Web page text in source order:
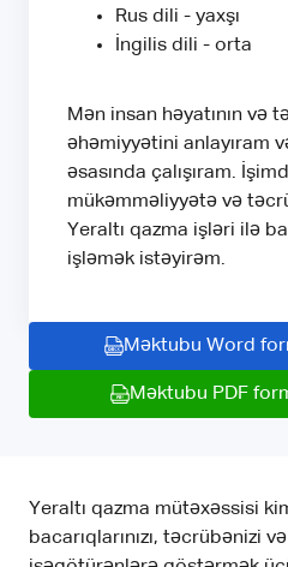
Rus dili - yaxşı
İngilis dili - orta
Mən insan həyatının və
əhəmiyyətini anlayıram
əsasında çalışıram.
mükəmməliyyətə və
Yeraltı qazma işləri ilə
işləmək istəyirəm.
Məktubu Word
Məktubu PDF
Yeraltı qazma mütəxəssisi
bacarıqlarınızı, təcrübənizi